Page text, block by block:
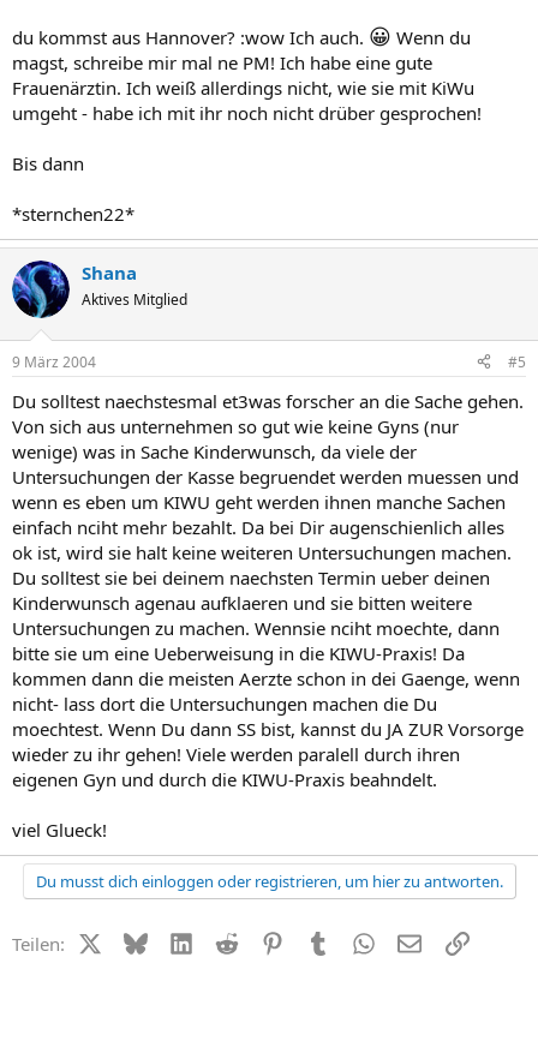
du kommst aus Hannover? :wow Ich auch. 😀 Wenn du
magst, schreibe mir mal ne PM! Ich habe eine gute
Frauenärztin. Ich weiß allerdings nicht, wie sie mit KiWu
umgeht - habe ich mit ihr noch nicht drüber gesprochen!
Bis dann
*sternchen22*
Shana
Aktives Mitglied
9 März 2004 #5
Du solltest naechstesmal et3was forscher an die Sache gehen.
Von sich aus unternehmen so gut wie keine Gyns (nur
wenige) was in Sache Kinderwunsch, da viele der
Untersuchungen der Kasse begruendet werden muessen und
wenn es eben um KIWU geht werden ihnen manche Sachen
einfach nciht mehr bezahlt. Da bei Dir augenschienlich alles
ok ist, wird sie halt keine weiteren Untersuchungen machen.
Du solltest sie bei deinem naechsten Termin ueber deinen
Kinderwunsch agenau aufklaeren und sie bitten weitere
Untersuchungen zu machen. Wennsie nciht moechte, dann
bitte sie um eine Ueberweisung in die KIWU-Praxis! Da
kommen dann die meisten Aerzte schon in dei Gaenge, wenn
nicht- lass dort die Untersuchungen machen die Du
moechtest. Wenn Du dann SS bist, kannst du JA ZUR Vorsorge
wieder zu ihr gehen! Viele werden paralell durch ihren
eigenen Gyn und durch die KIWU-Praxis beahndelt.
viel Glueck!
Du musst dich einloggen oder registrieren, um hier zu antworten.
Teilen: X (Twitter)
BlueskyLinkedIn
Reddit PinterestTumblr WhatsApp
E-MailLink